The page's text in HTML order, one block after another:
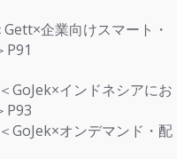
企業向けスマート・
P91
GoJek×インドネシアにお
P93
GoJek×オンデマンド・配